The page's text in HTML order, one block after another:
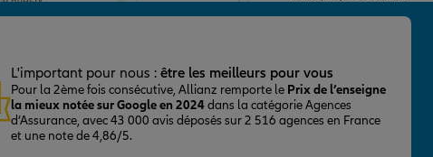
L'important pour nous : être les meilleurs pour vous
Pour la 2ème fois consécutive, Allianz remporte le Prix de l’enseigne
la mieux notée sur Google en 2024dans la catégorie Agences
d’Assurance, avec 43 000 avis déposés sur 2 516 agences en France
et une note de 4,86/5.